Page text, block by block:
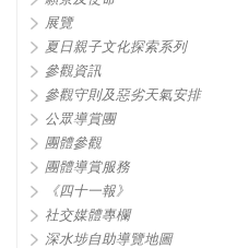
展覽
夏日親子文化探索系列
參觀資訊
參觀守則及惡劣天氣安排
公眾導賞團
團體參觀
團體導賞服務
《四十一報》
社交媒體專欄
深水埗自助導覽地圖